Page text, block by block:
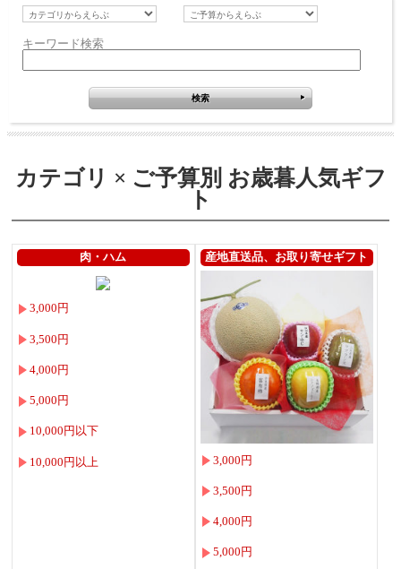
キーワード検索
カテゴリ × ご予算別 お歳暮人気ギフ
ト
肉・ハム
3,000円
3,500円
4,000円
5,000円
10,000円以下
10,000円以上
産地直送品、お取り寄せギフト
3,000円
3,500円
4,000円
5,000円